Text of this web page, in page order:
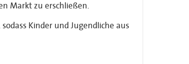
Markt zu erschließen.
Kinder und Jugendliche aus